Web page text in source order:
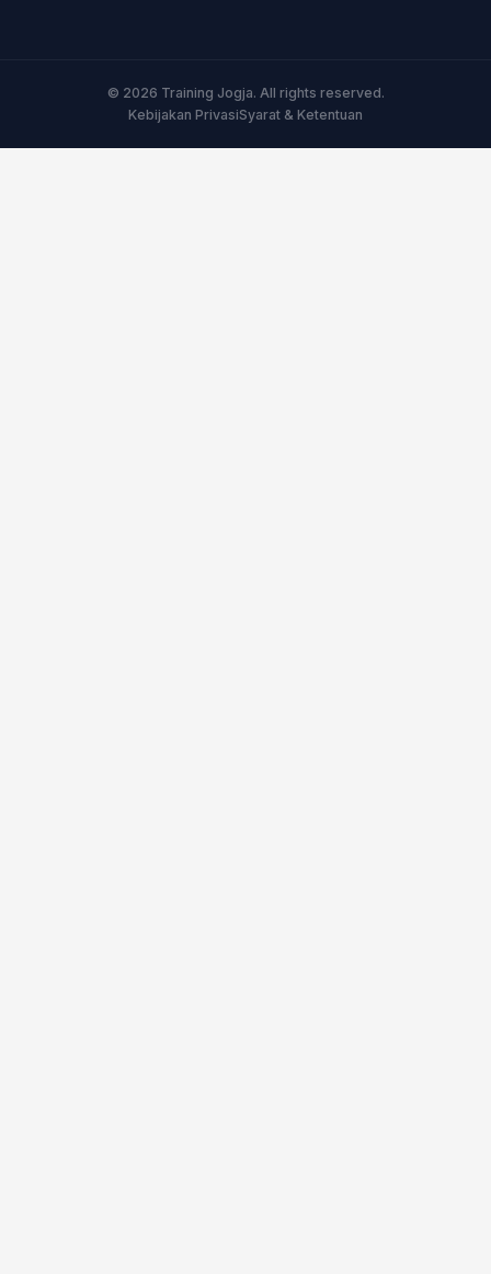
© 2026 Training Jogja. All rights reserved.
Kebijakan PrivasiSyarat & Ketentuan